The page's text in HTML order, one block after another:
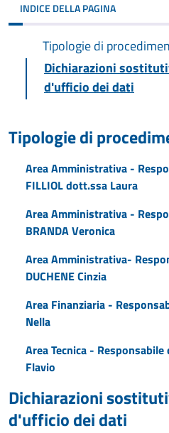
INDICE DELLA PAGINA
Tipologie di
Dichiarazioni
d'ufficio dei dati
Tipologie di
Area Amministrativa -
FILLIOL dott.ssa Laura
Area Amministrativa -
BRANDA Veronica
Area Amministrativa-
DUCHENE Cinzia
Area Finanziaria -
Nella
Area Tecnica -
Flavio
Dichiarazioni
d'ufficio dei dati